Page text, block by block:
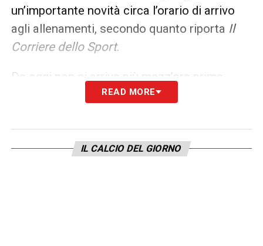
un’importante novità circa l’orario di arrivo
agli allenamenti, secondo quanto riporta Il
Corriere dello Sport.
Da oggi non si arriva più mezz’ora prima,
com’era richiesta da Sarri, ma un’ora prima.
per massaggi e fisioterapia.
READ MORE
IL CALCIO DEL GIORNO